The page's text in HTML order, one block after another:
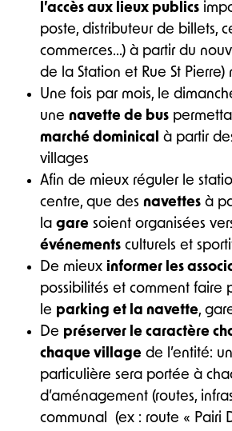
l’accès aux lieux publics
poste, distributeur de billets,
commerces…) à partir du
de la Station et Rue St
Une fois par mois, le
une navette de bus
marché dominical à partir
villages
Afin de mieux réguler le
centre, que des navettes à
la gare soient organisées
événements culturels et
De mieux informer les
possibilités et comment faire
le parking et la navette,
De préserver le caractère
chaque village de l’entité:
particulière sera portée à
d’aménagement (routes,
communal (ex : route « Pairi